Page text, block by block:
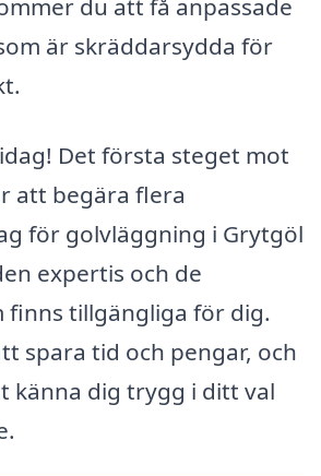
du att få anpassade
är skräddarsydda för
Det första steget mot
att begära flera
för golvläggning i Grytgöl
expertis och de
finns tillgängliga för dig.
spara tid och pengar, och
känna dig trygg i ditt val